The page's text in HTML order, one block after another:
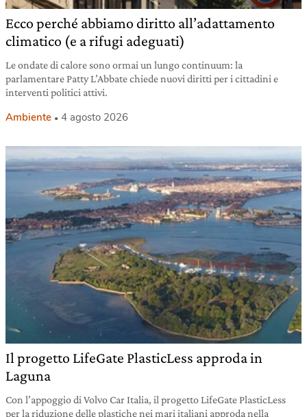
Ecco perché abbiamo diritto all’adattamento
climatico (e a rifugi adeguati)
Le ondate di calore sono ormai un lungo continuum: la
parlamentare Patty L’Abbate chiede nuovi diritti per i cittadini e
interventi politici attivi.
Ambiente 4 agosto 2026
Il progetto LifeGate PlasticLess approda in
Laguna
Con l’appoggio di Volvo Car Italia, il progetto LifeGate PlasticLess
per la riduzione delle plastiche nei mari italiani approda nella